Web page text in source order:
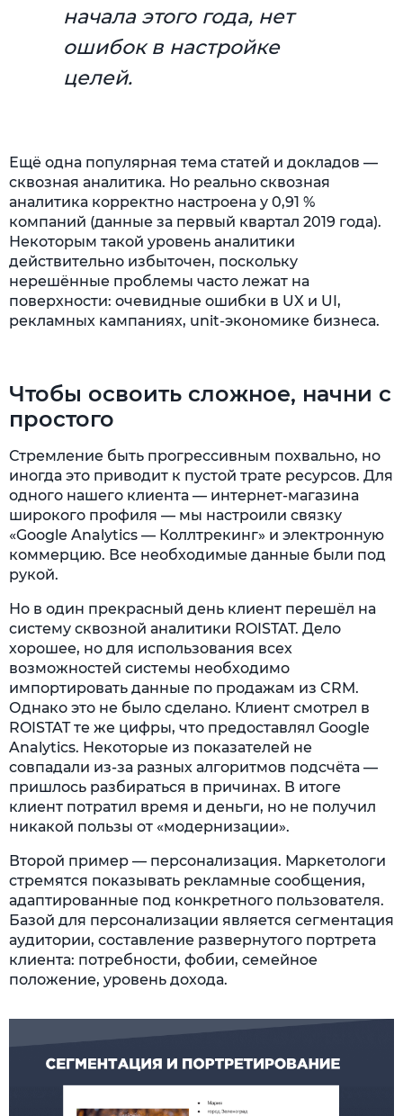
начала этого года, нет
ошибок в настройке
целей.
Ещё одна популярная тема статей и докладов —
сквозная аналитика. Но реально сквозная
аналитика корректно настроена у 0,91 %
компаний (данные за первый квартал 2019 года).
Некоторым такой уровень аналитики
действительно избыточен, поскольку
нерешённые проблемы часто лежат на
поверхности: очевидные ошибки в UX и UI,
рекламных кампаниях, unit-экономике бизнеса.
Чтобы освоить сложное, начни с
простого
Стремление быть прогрессивным похвально, но
иногда это приводит к пустой трате ресурсов. Для
одного нашего клиента — интернет-магазина
широкого профиля — мы настроили связку
«Google Analytics — Коллтрекинг» и электронную
коммерцию. Все необходимые данные были под
рукой.
Но в один прекрасный день клиент перешёл на
систему сквозной аналитики ROISTAT. Дело
хорошее, но для использования всех
возможностей системы необходимо
импортировать данные по продажам из CRM.
Однако это не было сделано. Клиент смотрел в
ROISTAT те же цифры, что предоставлял Google
Analytics. Некоторые из показателей не
совпадали из-за разных алгоритмов подсчёта —
пришлось разбираться в причинах. В итоге
клиент потратил время и деньги, но не получил
никакой пользы от «модернизации».
Второй пример — персонализация. Маркетологи
стремятся показывать рекламные сообщения,
адаптированные под конкретного пользователя.
Базой для персонализации является сегментация
аудитории, составление развернутого портрета
клиента: потребности, фобии, семейное
положение, уровень дохода.